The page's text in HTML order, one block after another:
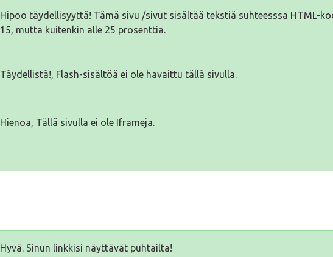
Hipoo täydellisyyttä! Tämä sivu /sivut sisältää tekstiä suhteesssa HTML-
15, mutta kuitenkin alle 25 prosenttia.
Täydellistä!, Flash-sisältöä ei ole havaittu tällä sivulla.
Hienoa, Tällä sivulla ei ole Iframeja.
Hyvä. Sinun linkkisi näyttävät puhtailta!